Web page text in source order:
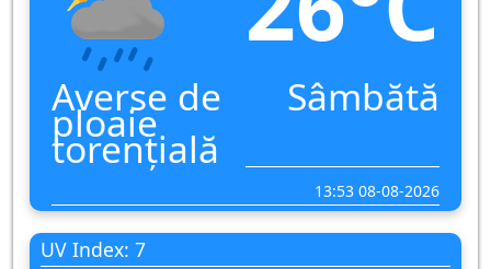
Averse de
ploaie
torențială
Sâmbătă
13:53 08-08-2026
UV Index: 7